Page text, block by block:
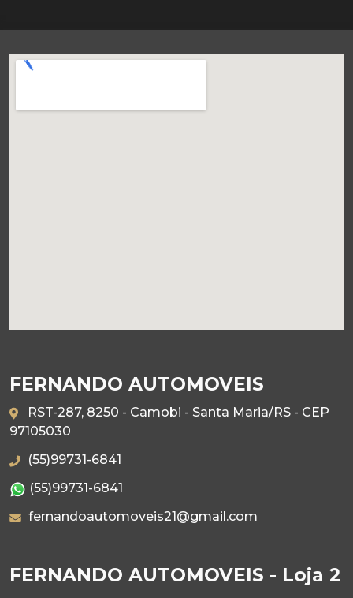
FERNANDO AUTOMOVEIS
RST-287, 8250 - Camobi - Santa Maria/RS - CEP
97105030
(55)99731-6841
(55)99731-6841
fernandoautomoveis21@gmail.com
FERNANDO AUTOMOVEIS - Loja 2